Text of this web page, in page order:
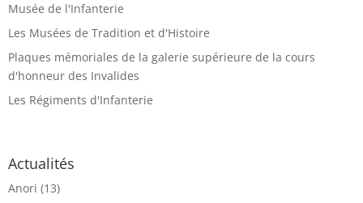
Musée de l'Infanterie
Les Musées de Tradition et d'Histoire
Plaques mémoriales de la galerie supérieure de la cours
d'honneur des Invalides
Les Régiments d'Infanterie
Actualités
Anori (13)